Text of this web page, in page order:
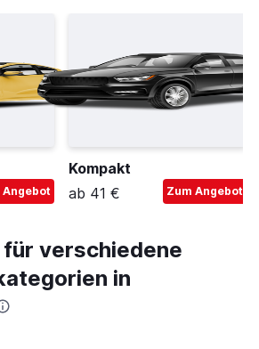
Angebot
Kompakt
ab 41 €
Zum Angebot
verschiedene
in